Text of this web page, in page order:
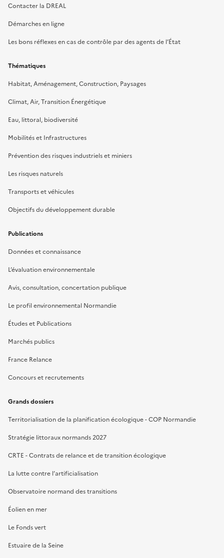
Contacter la DREAL
Démarches en ligne
Les bons réflexes en cas de contrôle par des agents de l’État
Thématiques
Habitat, Aménagement, Construction, Paysages
Climat, Air, Transition Énergétique
Eau, littoral, biodiversité
Mobilités et Infrastructures
Prévention des risques industriels et miniers
Les risques naturels
Transports et véhicules
Objectifs du développement durable
Publications
Données et connaissance
L’évaluation environnementale
Avis, consultation, concertation publique
Le profil environnemental Normandie
Études et Publications
Marchés publics
France Relance
Concours et recrutements
Grands dossiers
Territorialisation de la planification écologique - COP Normandie
Stratégie littoraux normands 2027
CRTE - Contrats de relance et de transition écologique
La lutte contre l’artificialisation
Observatoire normand des transitions
Éolien en mer
Le Fonds vert
Estuaire de la Seine